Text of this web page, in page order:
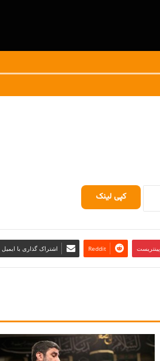
کپی لینک
پینتریست Reddit اشتراک گذاری با ایمیل